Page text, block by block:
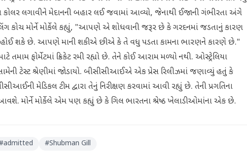
કોલર લગાવીને મેદાનની બહાર લઈ જવામાં આવ્યો, જેનાથી ઈજાની ગંભીરતા અંગે
કોચ મોર્ને મોર્કેલે કહ્યું, "આપણે એ શોધવાની જરૂર છે કે ગરદનમાં જડતાનું કારણ
શકે છે. આપણે માની શકીએ છીએ કે તે વધુ પડતા કામના ભારણને કારણે છે."
તમામ ફોર્મેટમાં ક્રિકેટ રમી રહ્યો છે. તેને કોઈ આરામ મળ્યો નથી. ઓસ્ટ્રેલિયા
ટેસ્ટ શ્રેણીમાં જોડાયો. બીસીસીઆઈએ એક પ્રેસ રિલીઝમાં જણાવ્યું હતું કે
મેડિકલ ટીમ દ્વારા તેનું નિરીક્ષણ કરવામાં આવી રહ્યું છે. તેની પ્રગતિના
મોર્ને મોર્કેલે એમ પણ કહ્યું છે કે ગિલ ભારતના શ્રેષ્ઠ ખેલાડીઓમાંના એક છે.
admitted #Shubman Gill